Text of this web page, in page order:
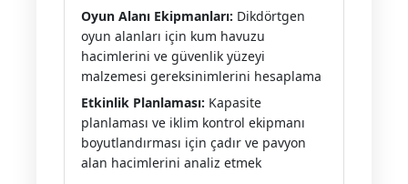
Oyun Alanı Ekipmanları: Dikdörtgen
oyun alanları için kum havuzu
hacimlerini ve güvenlik yüzeyi
malzemesi gereksinimlerini hesaplama
Etkinlik Planlaması: Kapasite
planlaması ve iklim kontrol ekipmanı
boyutlandırması için çadır ve pavyon
alan hacimlerini analiz etmek